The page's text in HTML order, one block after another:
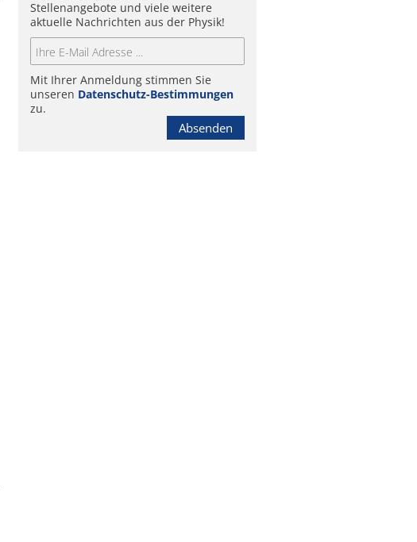
Stellenangebote und viele weitere
aktuelle Nachrichten aus der Physik!
Mit Ihrer Anmeldung stimmen Sie
unseren Datenschutz-Bestimmungen
zu.
Absenden